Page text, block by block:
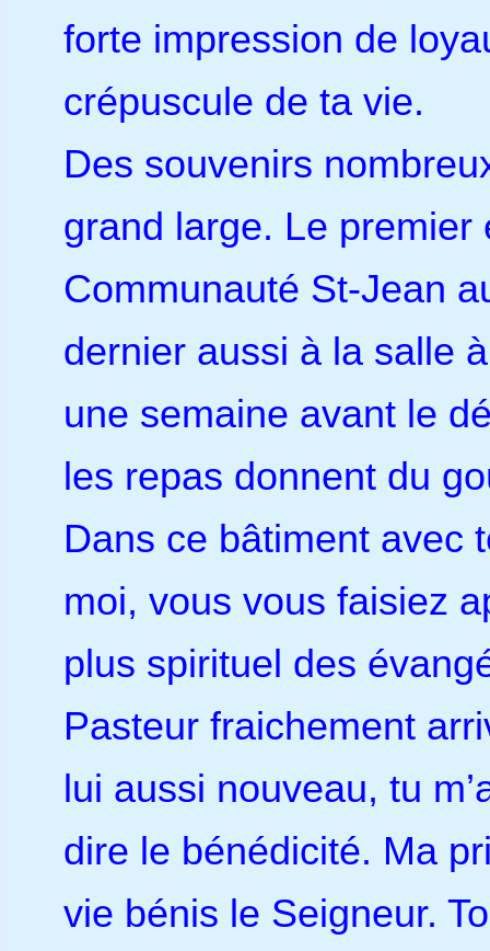
forte impression de
crépuscule de ta vie.
Des souvenirs
grand large. Le
Communauté St-Jean
dernier aussi à la salle
une semaine avant le
les repas donnent du
Dans ce bâtiment avec
moi, vous vous faisiez
plus spirituel des
Pasteur fraichement
lui aussi nouveau, tu
dire le bénédicité. Ma
vie bénis le Seigneur.